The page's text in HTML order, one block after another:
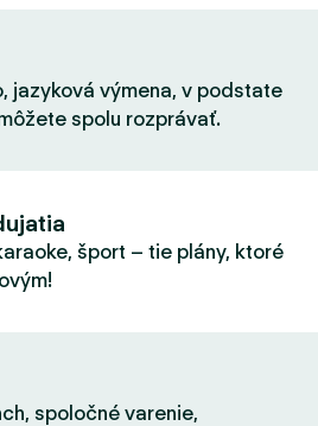
jazyková výmena, v podstate
spolu rozprávať.
šport – tie plány, ktoré
spoločné varenie,